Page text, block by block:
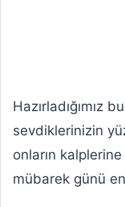
Hazırladığımız
sevdiklerinizin
onların
mübarek günü